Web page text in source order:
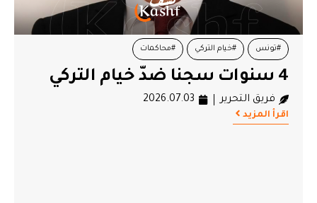
#تونس #خيام التركي #محاكمات
4 سنوات سجنا ضدّ خيام التركي
فريق التحرير 2026.07.03
اقرأ المزيد